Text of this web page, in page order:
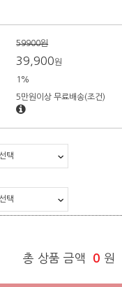
59900원
39,900원
1%
5만원이상 무료배송(조건)
총 상품 금액 0 원